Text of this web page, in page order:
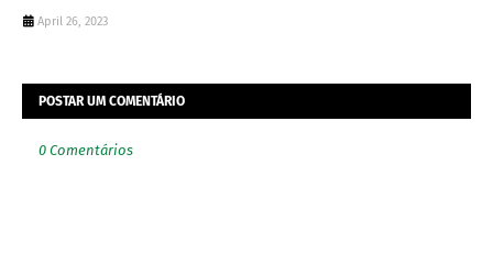
April 26, 2023
POSTAR UM COMENTÁRIO
0 Comentários